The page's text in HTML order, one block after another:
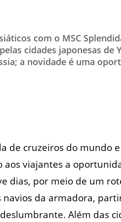
PARCEIROS
- EQUIPE
com o MSC
cidades japonesas de
a novidade é uma
de cruzeiros do mundo
aos viajantes a
dias, por meio de um
da armadora,
Além das